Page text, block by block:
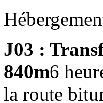
J03 :
840m6
la route